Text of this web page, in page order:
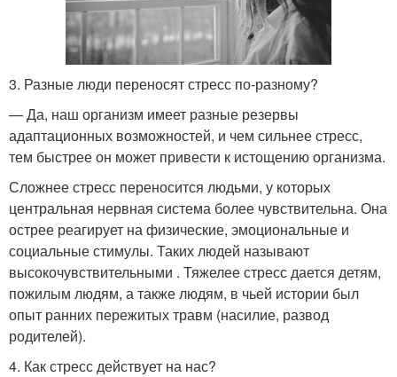
3. Разные люди переносят стресс по-разному?
— Да, наш организм имеет разные резервы
адаптационных возможностей, и чем сильнее стресс,
тем быстрее он может привести к истощению организма.
Сложнее стресс переносится людьми, у которых
центральная нервная система более чувствительна. Она
острее реагирует на физические, эмоциональные и
социальные стимулы. Таких людей называют
высокочувствительными . Тяжелее стресс дается детям,
пожилым людям, а также людям, в чьей истории был
опыт ранних пережитых травм (насилие, развод
родителей).
4. Как стресс действует на нас?